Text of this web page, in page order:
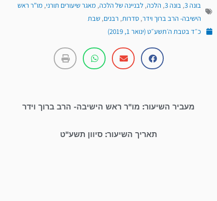
בונה 3 , בונה 3 , הלכה, לבניינה של הלכה, מאגר שיעורים תורני, מו"ר ראש
הישיבה- הרב ברוך וידר, סדרות, רבנים, שבת
כ״ד בטבת ה׳תשע״ט (ינואר 1, 2019)
מעביר השיעור: מו"ר ראש הישיבה- הרב ברוך וידר
תאריך השיעור: סיוון תשע"ט